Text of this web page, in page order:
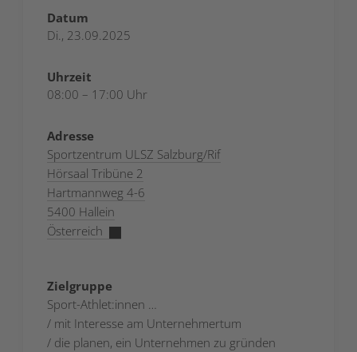
Datum
Di., 23.09.2025
Uhrzeit
08:00 – 17:00 Uhr
Adresse
Sportzentrum ULSZ Salzburg/Rif
Hörsaal Tribüne 2
Hartmannweg 4-6
5400 Hallein
Österreich
Zielgruppe
Sport-Athlet:innen …
/ mit Interesse am Unternehmertum
/ die planen, ein Unternehmen zu gründen